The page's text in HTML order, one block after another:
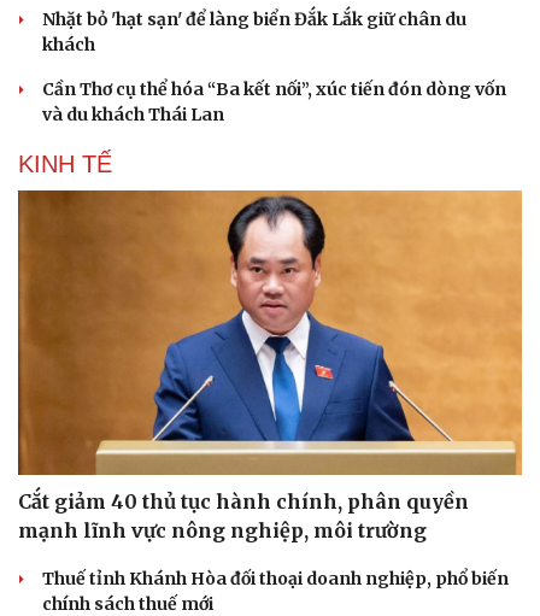
Nhặt bỏ 'hạt sạn' để làng biển Đắk Lắk giữ chân du
khách
Cần Thơ cụ thể hóa “Ba kết nối”, xúc tiến đón dòng vốn
và du khách Thái Lan
KINH TẾ
Cắt giảm 40 thủ tục hành chính, phân quyền
mạnh lĩnh vực nông nghiệp, môi trường
Thuế tỉnh Khánh Hòa đối thoại doanh nghiệp, phổ biến
chính sách thuế mới